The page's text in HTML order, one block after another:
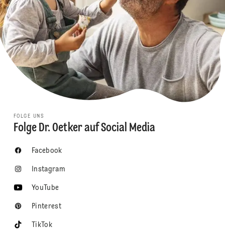
FOLGE UNS
Folge Dr. Oetker auf Social Media
Facebook
Instagram
YouTube
Pinterest
TikTok